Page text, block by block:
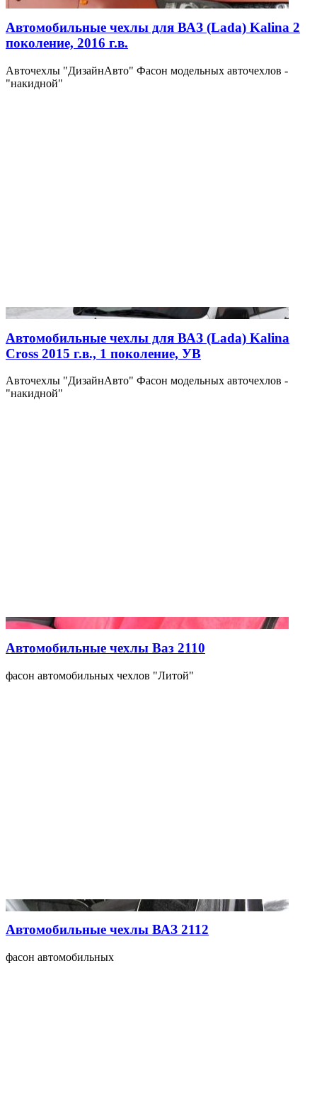
Автомобильные чехлы для ВАЗ (Lada) Kalina 2
поколение, 2016 г.в.
Авточехлы "ДизайнАвто" Фасон модельных авточехлов -
"накидной"
Автомобильные чехлы для ВАЗ (Lada) Kalina
Cross 2015 г.в., 1 поколение, УВ
Авточехлы "ДизайнАвто" Фасон модельных авточехлов -
"накидной"
Автомобильные чехлы Ваз 2110
фасон автомобильных чехлов "Литой"
Автомобильные чехлы ВАЗ 2112
фасон автомобильных